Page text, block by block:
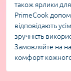
також ярлики
PrimeCook
відповідають
зручність
Замовляйте на
комфорт